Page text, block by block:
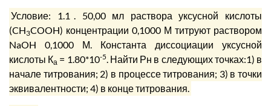
Условие: 1.1 . 50,00 мл раствора уксусной кислоты
(CH3COOH) концентрации 0,1000 М титруют раствором
NaOH 0,1000 М. Константа диссоциации уксусной
кислоты Ка = 1.80*10-5. Найти Рн в следующих точках:1) в
начале титрования; 2) в процессе титрования; 3) в точки
эквивалентности; 4) в конце титрования.